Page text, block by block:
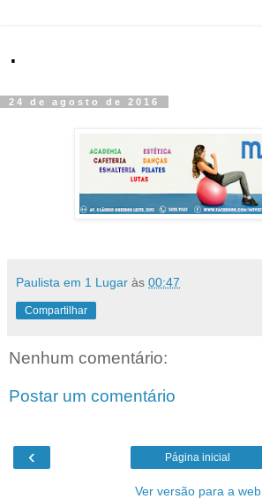
.
24 de agosto de 2016
Paulista em 1 Lugar às 00:47
Compartilhar
Nenhum comentário:
Postar um comentário
‹ Página inicial
Ver versão para a web